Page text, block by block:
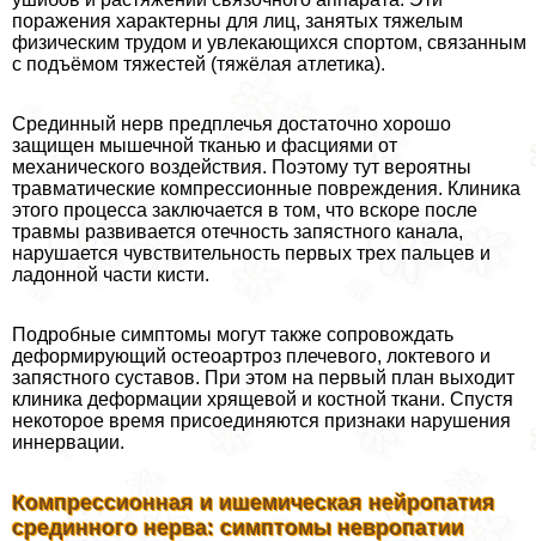
поражения хаpaктерны для лиц, занятых тяжелым
физическим трудом и увлекающихся спортом, связанным
с подъёмом тяжестей (тяжёлая атлетика).
Срединный нерв предплечья достаточно хорошо
защищен мышечной тканью и фасциями от
механического воздействия. Поэтому тут вероятны
травматические компрессионные повреждения. Клиника
этого процесса заключается в том, что вскоре после
травмы развивается отечность запястного канала,
нарушается чувствительность первых трех пальцев и
ладонной части кисти.
Подробные симптомы могут также сопровождать
деформирующий остеоартроз плечевого, локтевого и
запястного суставов. При этом на первый план выходит
клиника деформации хрящевой и костной ткани. Спустя
некоторое время присоединяются признаки нарушения
иннервации.
Компрессионная и ишемическая нейропатия
срединного нерва: симптомы невропатии